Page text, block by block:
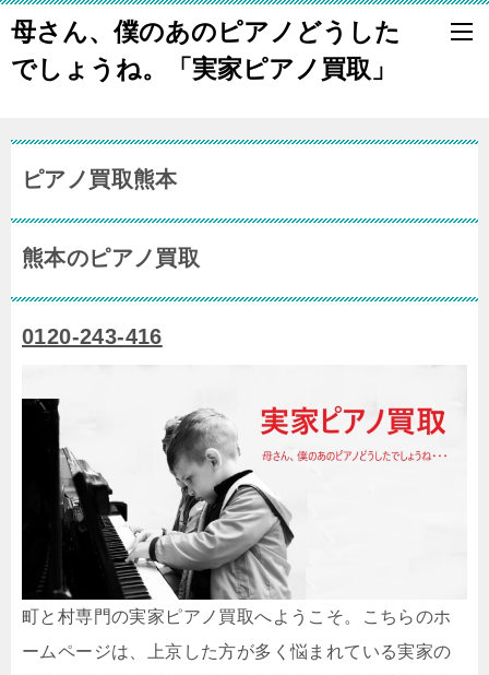
母さん、僕のあのピアノどうした
でしょうね。「実家ピアノ買取」
ピアノ買取熊本
熊本のピアノ買取
0120-243-416
町と村専門の実家ピアノ買取へようこそ。こちらのホ
ームページは、上京した方が多く悩まれている実家の